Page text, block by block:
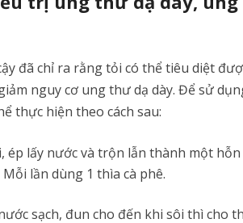
đã chỉ ra rằng tỏi có thể tiêu diệt
nguy cơ ung thư dạ dày. Để sử
thực hiện theo cách sau:
ép lấy nước và trộn lẫn thành một
lần dùng 1 thìa cà phê.
sạch, đun cho đến khi sôi thì cho